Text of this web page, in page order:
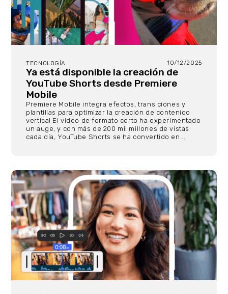
TECNOLOGÍA 10/12/2025
Ya está disponible la creación de
YouTube Shorts desde Premiere
Mobile
Premiere Mobile integra efectos, transiciones y
plantillas para optimizar la creación de contenido
vertical El video de formato corto ha experimentado
un auge, y con más de 200 mil millones de vistas
cada día, YouTube Shorts se ha convertido en...